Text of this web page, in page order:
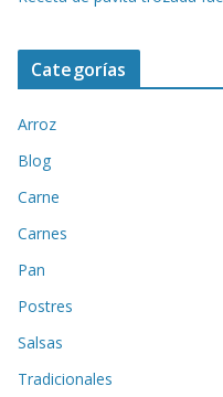
Categorías
Arroz
Blog
Carne
Carnes
Pan
Postres
Salsas
Tradicionales